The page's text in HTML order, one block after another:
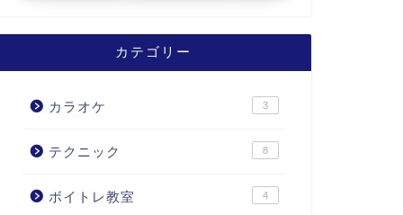
カテゴリー
カラオケ 3
テクニック 8
ボイトレ教室 4